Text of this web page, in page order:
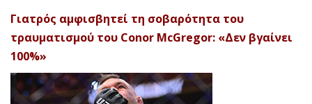
Γιατρός αμφισβητεί τη σοβαρότητα του
τραυματισμού του Conor McGregor: «Δεν βγαίνει
100%»